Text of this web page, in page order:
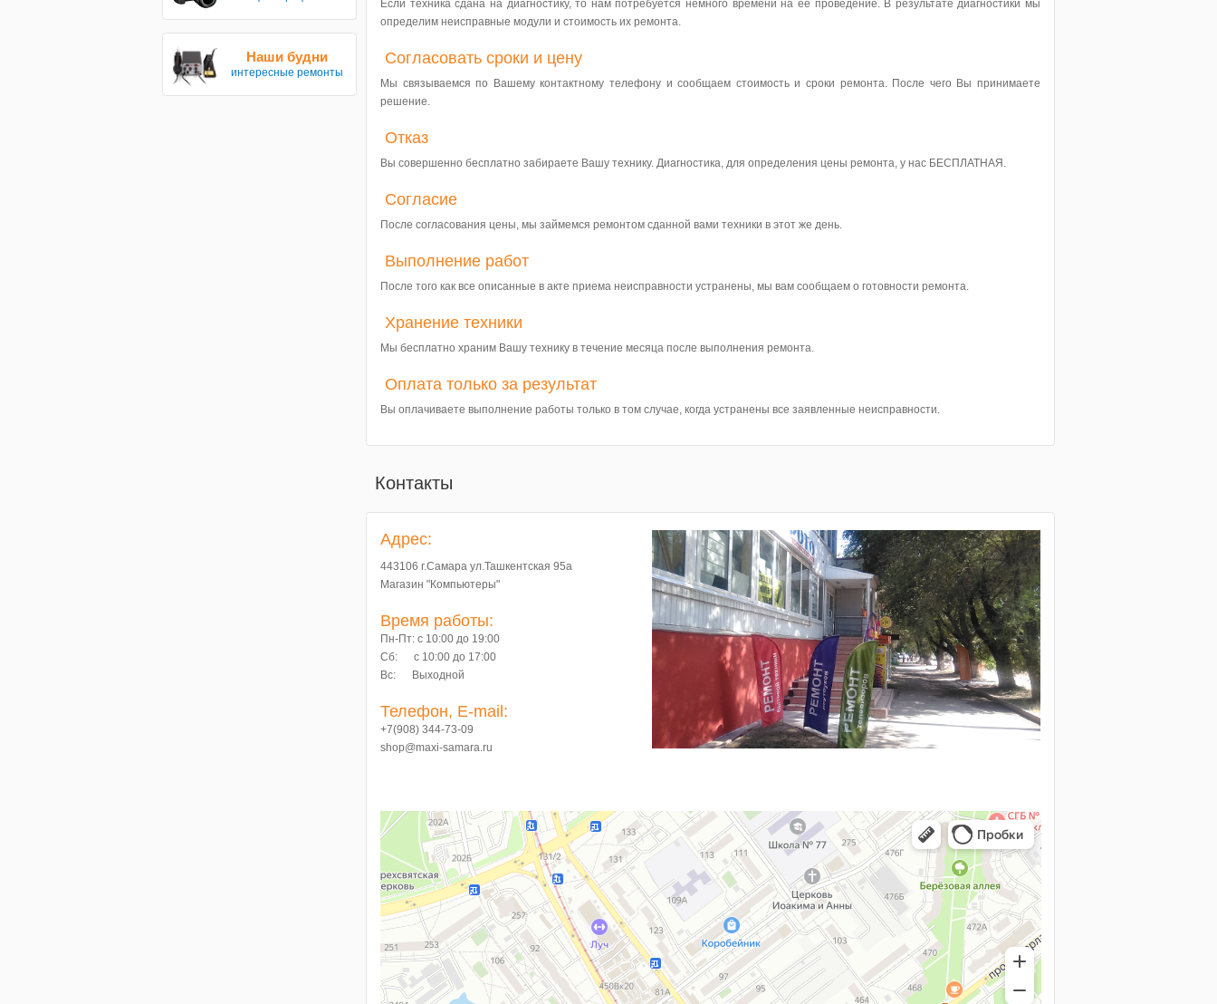
Наши будни
интересные ремонты
Если техника сдана на диагностику, то нам потребуется немного времени на ее проведение. В результате диагностики мы
определим неисправные модули и стоимость их ремонта.
Согласовать сроки и цену
Мы связываемся по Вашему контактному телефону и сообщаем стоимость и сроки ремонта. После чего Вы принимаете
решение.
Отказ
Вы совершенно бесплатно забираете Вашу технику. Диагностика, для определения цены ремонта, у нас БЕСПЛАТНАЯ.
Согласие
После согласования цены, мы займемся ремонтом сданной вами техники в этот же день.
Выполнение работ
После того как все описанные в акте приема неисправности устранены, мы вам сообщаем о готовности ремонта.
Хранение техники
Мы бесплатно храним Вашу технику в течение месяца после выполнения ремонта.
Оплата только за результат
Вы оплачиваете выполнение работы только в том случае, когда устранены все заявленные неисправности.
Контакты
Адрес:
443106 г.Самара ул.Ташкентская 95а
Магазин "Компьютеры"
Время работы:
Пн-Пт: с 10:00 до 19:00
Сб: с 10:00 до 17:00
Вс: Выходной
Телефон, E-mail:
+7(908) 344-73-09
shop@maxi-samara.ru